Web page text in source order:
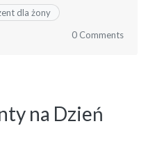
dla żony
0 Comments
na Dzień